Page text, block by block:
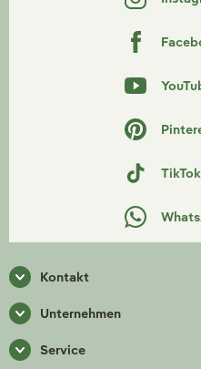
TikTok
Kontakt
Unternehmen
Service